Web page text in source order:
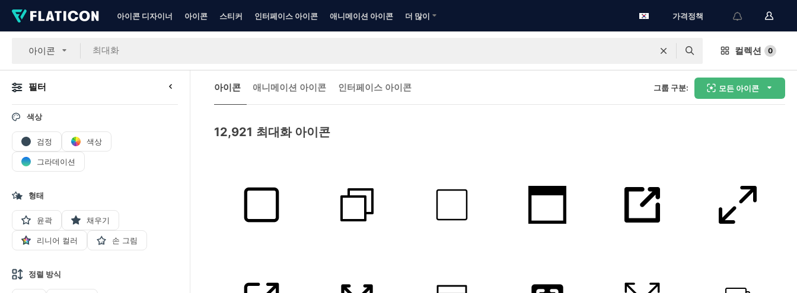
아이콘 디자이너 아이콘 스티커 인터페이스 아이콘 애니메이션 아이콘 더 많이 가격정책
아이콘 컬렉션 0
필터
색상
검정 색상
그라데이션
형태
윤곽 채우기
리니어 컬러 손 그림
정렬 방식
아이콘 애니메이션 아이콘 인터페이스 아이콘 그룹 구분: 모든 아이콘
12,921 최대화 아이콘